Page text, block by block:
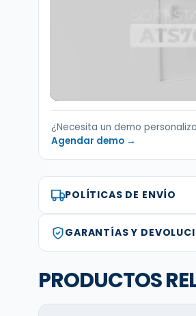
¿Necesita un demo
Agendar demo →
POLÍTICAS DE ENVÍO
GARANTÍAS Y
PRODUCTOS